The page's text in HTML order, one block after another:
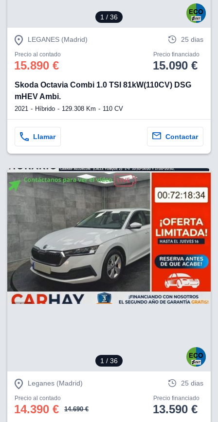
1 / 36
LEGANES (Madrid) 25 dias
Precio al contado
15.890 €
Precio financiado
15.090 €
Skoda Octavia Combi 1.0 TSI 81kW(110CV) DSG
mHEV Ambi.
2021 Híbrido 129.308 Km 110 CV
Llamar Contactar
1 / 36
Leganes (Madrid) 25 dias
Precio al contado
14.390 € 14.690 €
Precio financiado
13.590 €